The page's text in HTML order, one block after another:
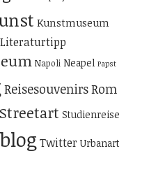
Kunstmuseum
Literaturtipp
Napoli Neapel Papst
ReisesouvenirsRom
Streetart Studienreise
Twitter Urbanart